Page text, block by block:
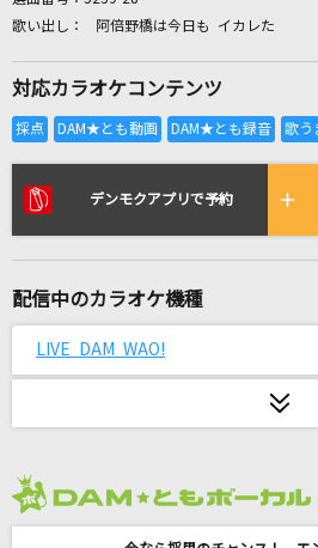
全国りれき
リアルタイムで歌われて
[生音]ツバサ
[生音]君の知らない物語
阿倍野橋は今日も イカレた
対応カラオケコンテンツ
デンモクアプリで予約
配信中のカラオケ機種
LIVE DAM WAO!